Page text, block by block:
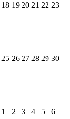
18 19 20 21 22 23
25 26 27 28 29 30
1 2 3 4 5 6